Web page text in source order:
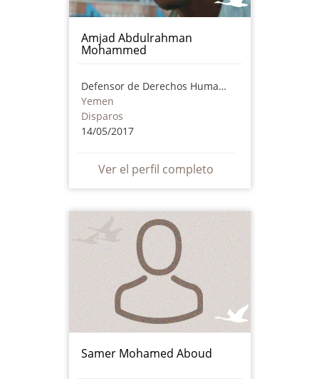
Amjad Abdulrahman
Mohammed
Defensor de Derechos Humanos
Yemen
Disparos
14/05/2017
Ver el perfil completo
Samer Mohamed Aboud